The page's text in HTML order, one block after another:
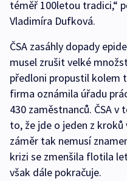
téměř 100letou tradici,“
Vladimíra Dufková.
ČSA zasáhly dopady
musel zrušit velké
předloni propustil kolem
firma oznámila úřadu
430 zaměstnanců. ČSA
to, že jde o jeden z
záměr tak nemusí
krizi se zmenšila flotila
však dále pokračuje.